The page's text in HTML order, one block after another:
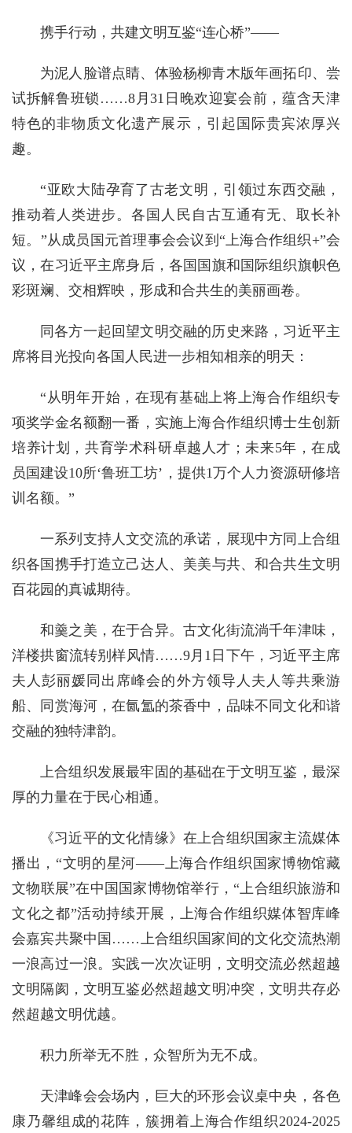
携手行动，共建文明互鉴“连心桥”——
为泥人脸谱点睛、体验杨柳青木版年画拓印、尝
试拆解鲁班锁……8月31日晚欢迎宴会前，蕴含天津
特色的非物质文化遗产展示，引起国际贵宾浓厚兴
趣。
“亚欧大陆孕育了古老文明，引领过东西交融，
推动着人类进步。各国人民自古互通有无、取长补
短。”从成员国元首理事会会议到“上海合作组织+”会
议，在习近平主席身后，各国国旗和国际组织旗帜色
彩斑斓、交相辉映，形成和合共生的美丽画卷。
同各方一起回望文明交融的历史来路，习近平主
席将目光投向各国人民进一步相知相亲的明天：
“从明年开始，在现有基础上将上海合作组织专
项奖学金名额翻一番，实施上海合作组织博士生创新
培养计划，共育学术科研卓越人才；未来5年，在成
员国建设10所‘鲁班工坊’，提供1万个人力资源研修培
训名额。”
一系列支持人文交流的承诺，展现中方同上合组
织各国携手打造立己达人、美美与共、和合共生文明
百花园的真诚期待。
和羹之美，在于合异。古文化街流淌千年津味，
洋楼拱窗流转别样风情……9月1日下午，习近平主席
夫人彭丽媛同出席峰会的外方领导人夫人等共乘游
船、同赏海河，在氤氲的茶香中，品味不同文化和谐
交融的独特津韵。
上合组织发展最牢固的基础在于文明互鉴，最深
厚的力量在于民心相通。
《习近平的文化情缘》在上合组织国家主流媒体
播出，“文明的星河——上海合作组织国家博物馆藏
文物联展”在中国国家博物馆举行，“上合组织旅游和
文化之都”活动持续开展，上海合作组织媒体智库峰
会嘉宾共聚中国……上合组织国家间的文化交流热潮
一浪高过一浪。实践一次次证明，文明交流必然超越
文明隔阂，文明互鉴必然超越文明冲突，文明共存必
然超越文明优越。
积力所举无不胜，众智所为无不成。
天津峰会会场内，巨大的环形会议桌中央，各色
康乃馨组成的花阵，簇拥着上海合作组织2024-2025